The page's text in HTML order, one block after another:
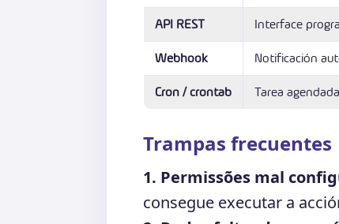
API REST Interface
Webhook Notificación
Cron / crontab Tarea
Trampas frecuentes
1. Permissões mal
consegue executar a